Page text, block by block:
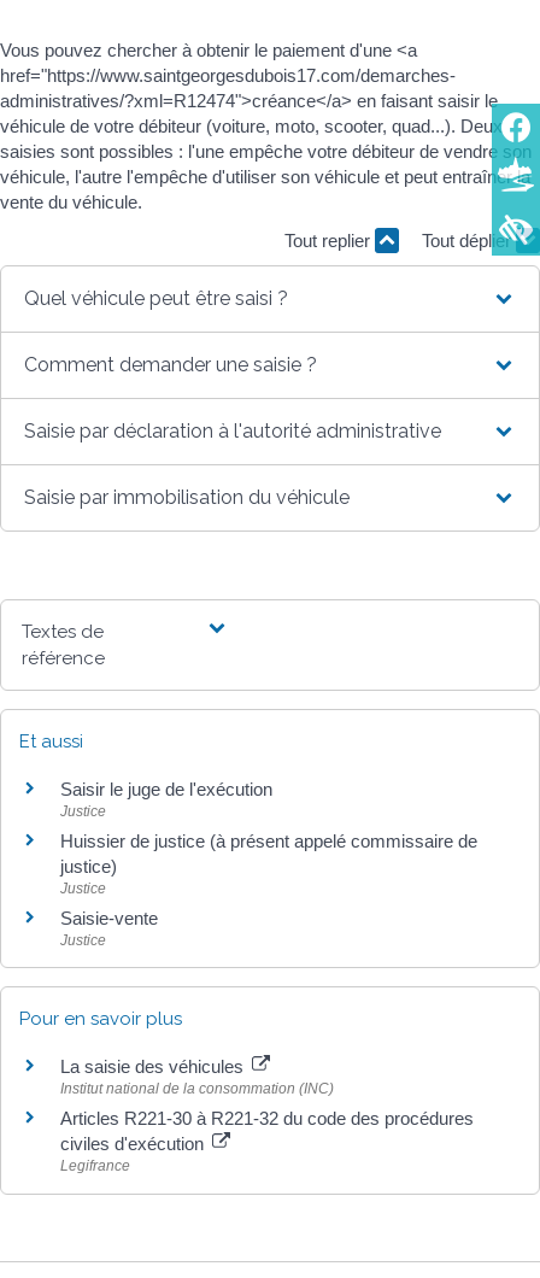
Vous pouvez chercher à obtenir le paiement d'une <a
href="https://www.saintgeorgesdubois17.com/demarches-
administratives/?xml=R12474">créance</a> en faisant saisir le
véhicule de votre débiteur (voiture, moto, scooter, quad...). Deux
saisies sont possibles : l'une empêche votre débiteur de vendre son
véhicule, l'autre l'empêche d'utiliser son véhicule et peut entraîner la
vente du véhicule.
Tout replier
Tout déplier
Quel véhicule peut être saisi ?
Comment demander une saisie ?
Saisie par déclaration à l'autorité administrative
Saisie par immobilisation du véhicule
Textes de
référence
Et aussi
Saisir le juge de l'exécution
Justice
Huissier de justice (à présent appelé commissaire de
justice)
Justice
Saisie-vente
Justice
Pour en savoir plus
La saisie des véhicules
Institut national de la consommation (INC)
Articles R221-30 à R221-32 du code des procédures
civiles d'exécution
Legifrance